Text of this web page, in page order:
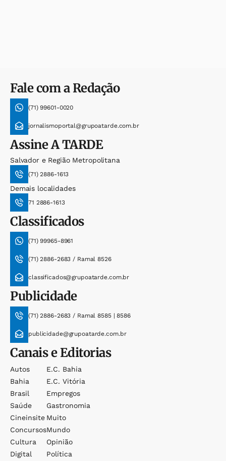
Fale com a Redação
(71) 99601-0020
jornalismoportal@grupoatarde.com.br
AssineA TARDE
Salvador e Região Metropolitana
(71) 2886-1613
Demais localidades
71 2886-1613
Classificados
(71) 99965-8961
(71) 2886-2683 / Ramal 8526
classificados@grupoatarde.com.br
Publicidade
(71) 2886-2683 / Ramal 8585 | 8586
publicidade@grupoatarde.com.br
Canais e Editorias
Autos
Bahia
Brasil
Saúde
Cineinsite
Concursos
Cultura
Digital
E.c. Bahia
E.c. Vitória
Empregos
Gastronomia
Muito
Mundo
Opinião
Política